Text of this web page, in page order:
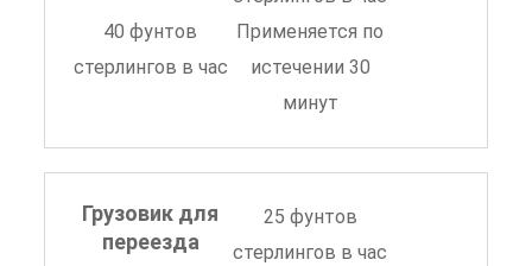
40 фунтов
стерлингов в час
Применяется по
истечении 30
минут
Грузовик для
переезда
25 фунтов
стерлингов в час